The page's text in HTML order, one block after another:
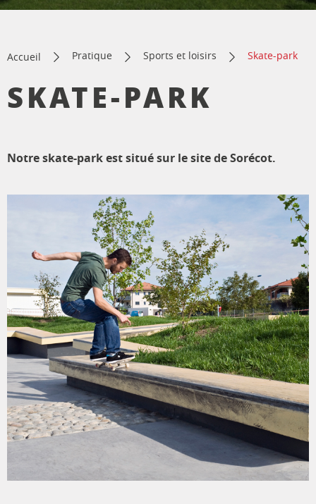
Accueil Pratique Sports et loisirs Skate-park
SKATE-PARK
Notre skate-park est situé sur le site de Sorécot.